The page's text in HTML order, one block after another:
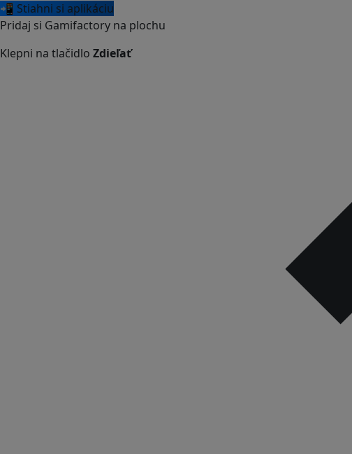
📲 Stiahni si aplikáciu
Pridaj si Gamifactory na plochu
Klepni na tlačidlo Zdieľať